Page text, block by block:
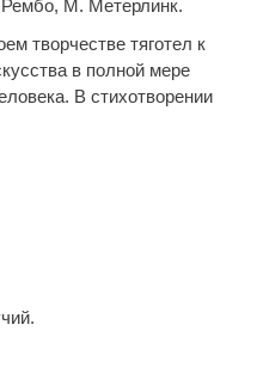
М. Метерлинк.
творчестве тяготел к
в полной мере
В стихотворении